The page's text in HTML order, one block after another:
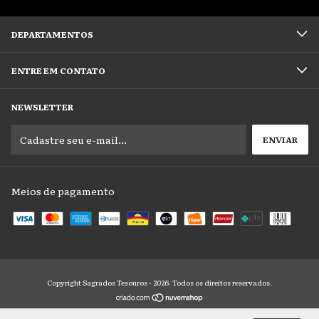
DEPARTAMENTOS
ENTRE EM CONTATO
NEWSLETTER
Meios de pagamento
Copyright Sagrados Tesouros - 2026. Todos os direitos reservados.